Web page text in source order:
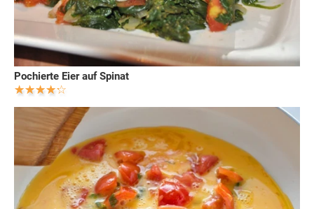
Pochierte Eier auf Spinat